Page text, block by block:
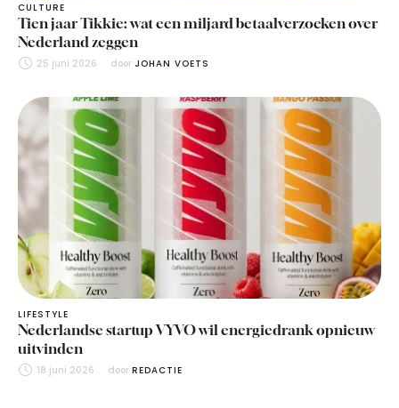
CULTURE
Tien jaar Tikkie: wat een miljard betaalverzoeken over
Nederland zeggen
25 juni 2026 door JOHAN VOETS
LIFESTYLE
Nederlandse startup VYVO wil energiedrank opnieuw
uitvinden
18 juni 2026 door REDACTIE